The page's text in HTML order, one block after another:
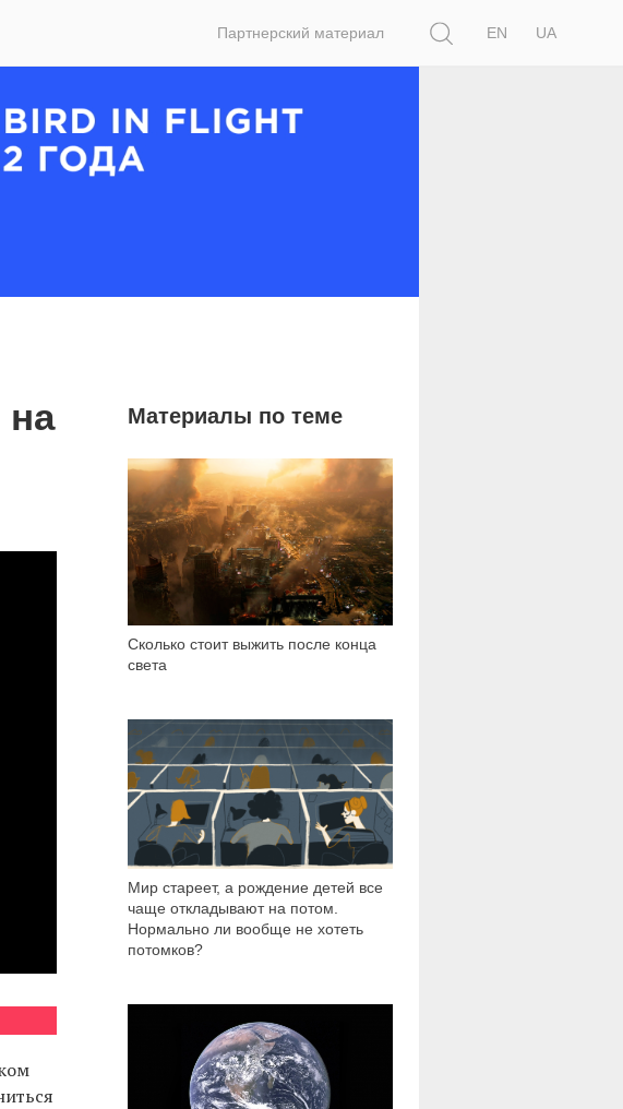
Партнерский материал
EN
UA
Материалы по теме
Сколько стоит выжить после конца
света
19 604
Мир стареет, а рождение детей все
чаще откладывают на потом.
Нормально ли вообще не хотеть
потомков?
17 527